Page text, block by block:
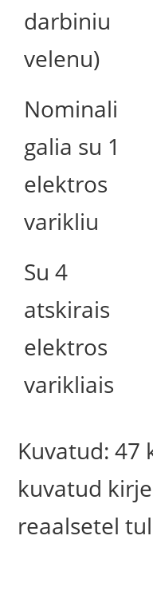
darbiniu
velenu)
Nominali
galia su 1
elektros
varikliu
Su 4
atskirais
elektros
varikliais
Kuvatud: 47
kuvatud
reaalsetel